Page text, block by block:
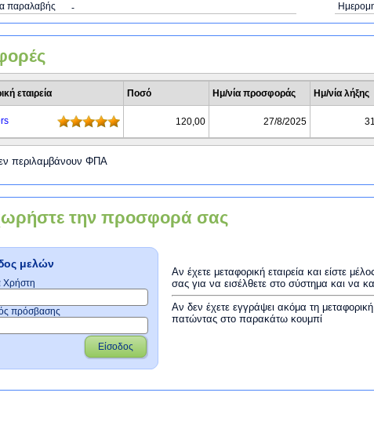
παραλαβής -
εταιρεία Ποσό Ημ/νία προσφοράς Ημ/νία λήξης
120,00 27/8/2025
περιλαμβάνουν ΦΠΑ
την προσφορά σας
μελών
Χρήστη
πρόσβασης
Είσοδος
Αν έχετε μεταφορική εταιρεία και είστε
σας για να εισέλθετε στο σύστημα και να
Αν δεν έχετε εγγράψει ακόμα τη
πατώντας στο παρακάτω κουμπί